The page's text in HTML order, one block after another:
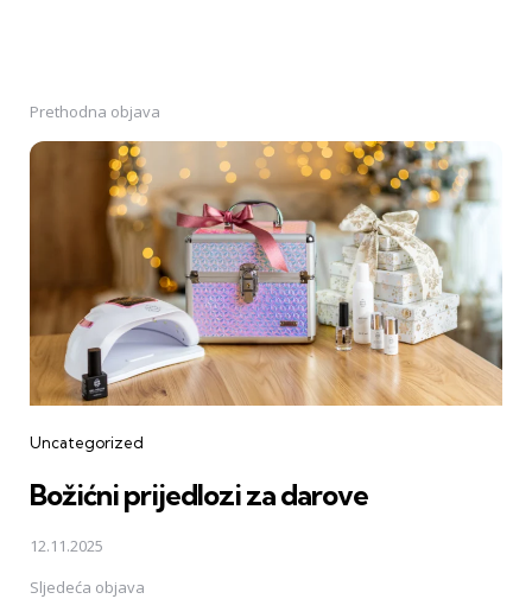
Post
navigation
Prethodna objava
Uncategorized
Božićni prijedlozi za darove
12.11.2025
Sljedeća objava